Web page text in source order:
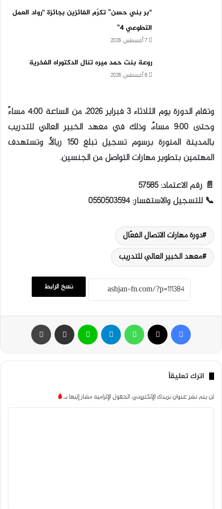
“بر بني حسن” تكرّم الفائزين بجائزة “رواد العمل
التطوعي 4”
7 أغسطس، 2026
روعة بنت حمد ميره تنال الدكتوراه الفخرية
6 أغسطس، 2026
وتقام الدورة يوم الثلاثاء 3 فبراير 2026، من الساعة 4:00 مساءً
وحتى 9:00 مساءً، وذلك في معهد الخبير العالي للتدريب
بالمدينة المنورة برسوم تسجيل تبلغ 150 ريالًا، وتستهدف
المهتمين بتطوير مهارات التواصل من الجنسين.
📄 رقم الاعتماد: 57585
📞 للتسجيل والاستفسار: 0550503594
دورة مهارات الاتصال الفعّال
معهد الخبير العالي للتدريب
نسخ الرابط
اترك تعليقاً
لن يتم نشر عنوان بريدك الإلكتروني.الحقول الإلزامية مشار إليها بـ*